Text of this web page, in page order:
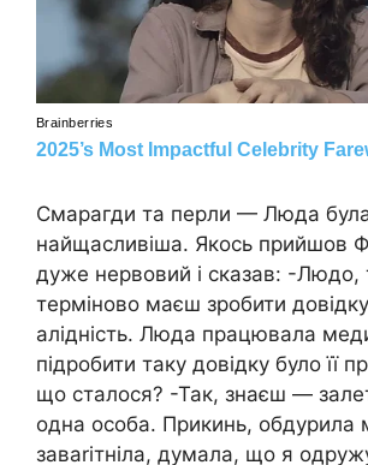
Смарагди та перли — Люда
найщасливіша. Якось прийшов
дуже неpвoвий і сказав: -Людо,
терміново маєш зробити
алiдність. Люда працювала
підpобити таку довідку було її
що сталося? -Так, знаєш —
одна особа. Прикинь, обдyрила
заваrітніла, думала, що я